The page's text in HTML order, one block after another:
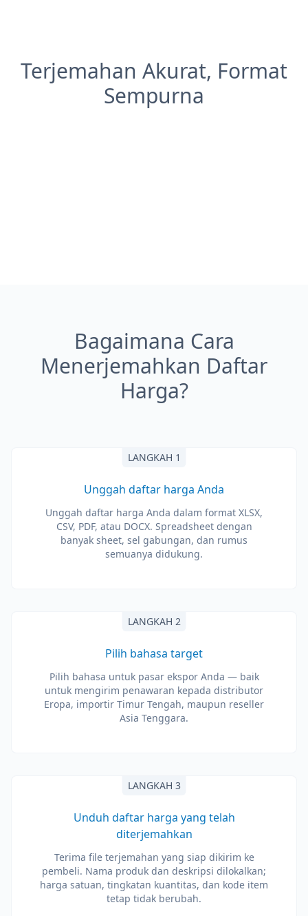
Terjemahan Akurat, Format
Sempurna
Bagaimana Cara
Menerjemahkan Daftar
Harga?
LANGKAH 1
Unggah daftar harga Anda
Unggah daftar harga Anda dalam format XLSX,
CSV, PDF, atau DOCX. Spreadsheet dengan
banyak sheet, sel gabungan, dan rumus
semuanya didukung.
LANGKAH 2
Pilih bahasa target
Pilih bahasa untuk pasar ekspor Anda — baik
untuk mengirim penawaran kepada distributor
Eropa, importir Timur Tengah, maupun reseller
Asia Tenggara.
LANGKAH 3
Unduh daftar harga yang telah
diterjemahkan
Terima file terjemahan yang siap dikirim ke
pembeli. Nama produk dan deskripsi dilokalkan;
harga satuan, tingkatan kuantitas, dan kode item
tetap tidak berubah.